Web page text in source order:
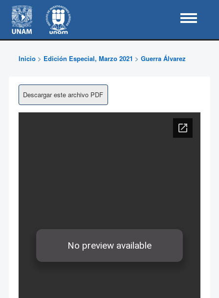
Inicio> Edición Especial, Marzo 2021 > Guerra Álvarez
Descargar este archivo PDF